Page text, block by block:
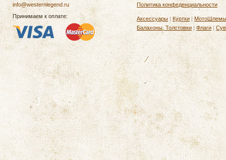
info@westernlegend.ru
Принимаем к оплате:
Политика конфеденциальности
Аксессуары | Куртки | МотоШлемы
Балахоны, Толстовки |Флаги |